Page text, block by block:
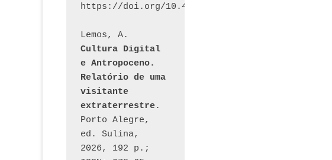
https://doi.org/10.46391/ALCEU.v26.ed58.2026.528
Cultura Digital
e Antropoceno.
Relatório de uma
visitante
extraterrestre.
Porto Alegre,
ed. Sulina,
2026, 192 p.;